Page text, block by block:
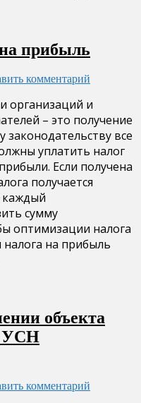
прибыль
комментарий
организаций и
– это получение
законодательству все
уплатить налог
Если получена
получается
каждый
сумму
оптимизации налога
на прибыль
объекта
УСН
комментарий